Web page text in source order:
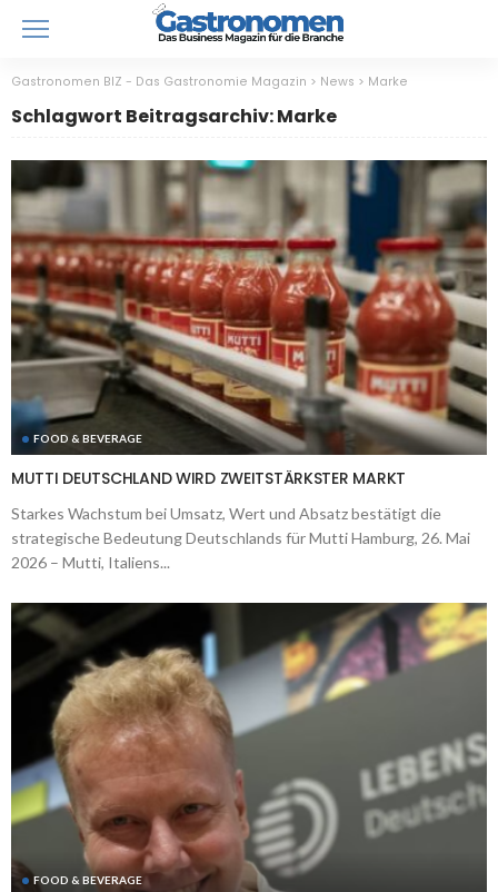
Gastronomen BIZ - Das Gastronomie Magazin > News > Marke
Schlagwort Beitragsarchiv: Marke
FOOD & BEVERAGE
MUTTI DEUTSCHLAND WIRD ZWEITSTÄRKSTER MARKT
Starkes Wachstum bei Umsatz, Wert und Absatz bestätigt die
strategische Bedeutung Deutschlands für Mutti Hamburg, 26. Mai
2026 – Mutti, Italiens...
FOOD & BEVERAGE